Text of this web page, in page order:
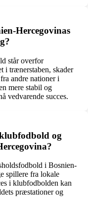
Hercegovinas
står overfor
i trænerstaben, skader
andre nationer i
mere stabil og
vedvarende succes.
og
i Bosnien-
spillere fra lokale
i klubfodbolden kan
præstationer og